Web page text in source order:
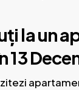
la un
13